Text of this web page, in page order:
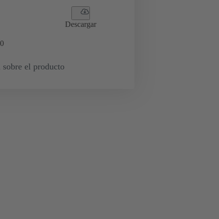
Descargar
0
sobre el producto